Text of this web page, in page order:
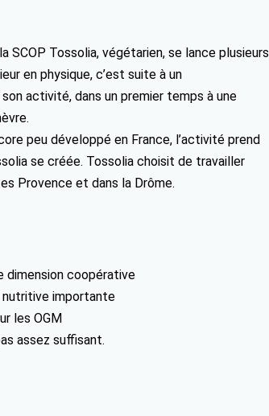
SCOP Tossolia, végétarien, se lance plusieurs
en physique, c’est suite à un
activité, dans un premier temps à une
peu développé en France, l’activité prend
se créée. Tossolia choisit de travailler
Provence et dans la Drôme.
dimension coopérative
nutritive importante
les OGM
assez suffisant.